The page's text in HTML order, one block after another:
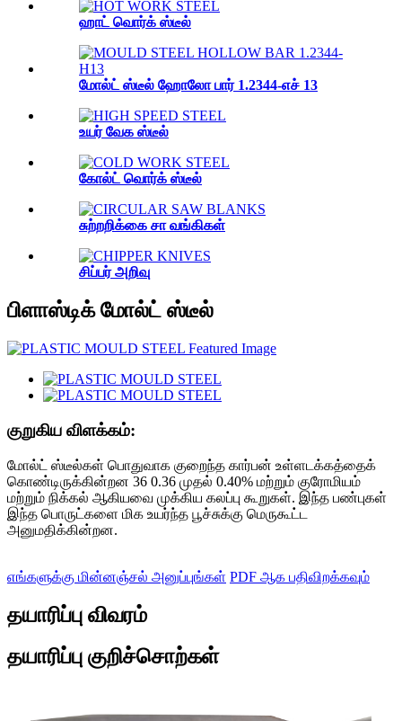
ஹாட் வொர்க் ஸ்டீல்
மோல்ட் ஸ்டீல் ஹோலோ பார் 1.2344-எச் 13
உயர் வேக ஸ்டீல்
கோல்ட் வொர்க் ஸ்டீல்
சுற்றறிக்கை சா வங்கிகள்
சிப்பர் அறிவு
பிளாஸ்டிக் மோல்ட் ஸ்டீல்
குறுகிய விளக்கம்:
மோல்ட் ஸ்டீல்கள் பொதுவாக குறைந்த கார்பன் உள்ளடக்கத்தைக்
கொண்டிருக்கின்றன 36 0.36 முதல் 0.40% மற்றும் குரோமியம்
மற்றும் நிக்கல் ஆகியவை முக்கிய கலப்பு கூறுகள். இந்த பண்புகள்
இந்த பொருட்களை மிக உயர்ந்த பூச்சுக்கு மெருகூட்ட
அனுமதிக்கின்றன.
எங்களுக்கு மின்னஞ்சல் அனுப்புங்கள் PDF ஆக பதிவிறக்கவும்
தயாரிப்பு விவரம்
தயாரிப்பு குறிச்சொற்கள்